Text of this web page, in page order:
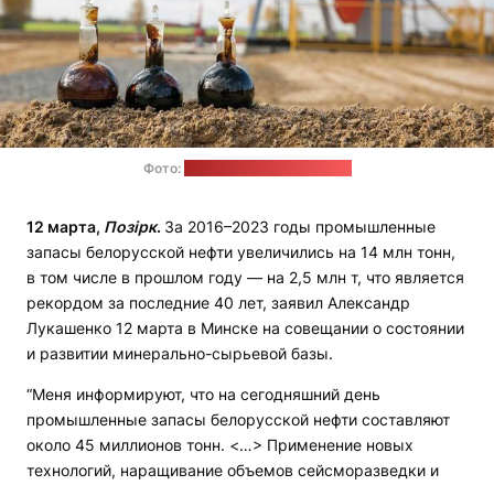
Фото:
12 марта, Позірк. За 2016–2023 годы промышленные
запасы белорусской нефти увеличились на 14 млн тонн,
в том числе в прошлом году — на 2,5 млн т, что является
рекордом за последние 40 лет, заявил Александр
Лукашенко 12 марта в Минске на совещании о состоянии
и развитии минерально-сырьевой базы.
“Меня информируют, что на сегодняшний день
промышленные запасы белорусской нефти составляют
около 45 миллионов тонн. <…> Применение новых
технологий, наращивание объемов сейсморазведки и